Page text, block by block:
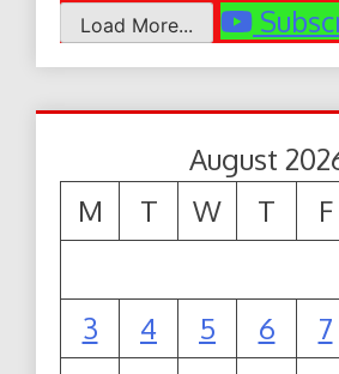
Load More...
August
M
T W T F
3
4 5 6 7